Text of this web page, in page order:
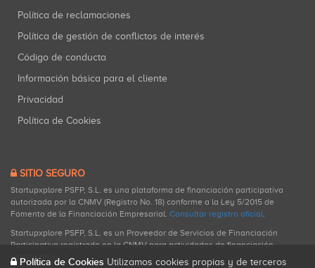
Política de reclamaciones
Política de gestión de conflictos de interés
Código de conducta
Información básica para el cliente
Privacidad
Política de Cookies
SITIO SEGURO
Startupxplore PSFP, S.L. es una plataforma de financiación participativa
autorizada por la CNMV (Registro No. 18) conforme a la Ley 5/2015 de
Fomento de la Financiación Empresarial. Consultar registro oficial.
Startupxplore PSFP, S.L. es un Proveedor de Servicios de Financiación
Participativa registrado en la CNMV para actividades de financiación
participativa.
Política de Cookies Utilizamos cookies propias y de terceros